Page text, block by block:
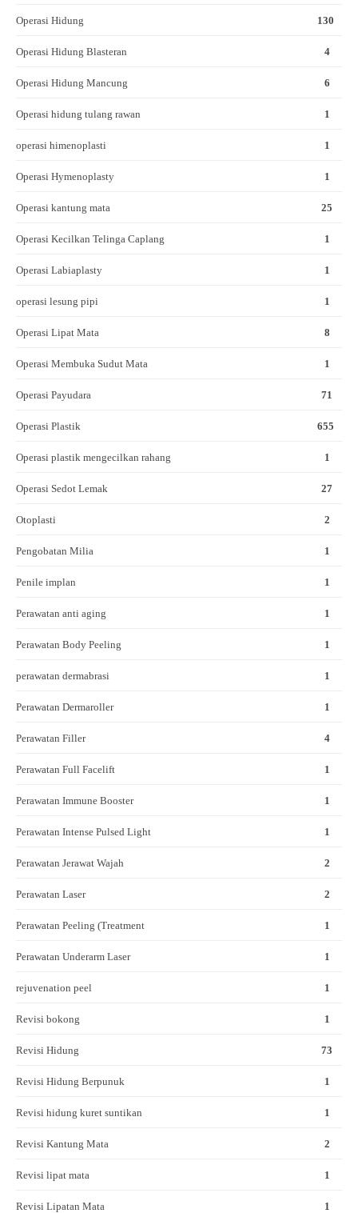
Operasi Hidung 130
Operasi Hidung Blasteran 4
Operasi Hidung Mancung 6
Operasi hidung tulang rawan 1
operasi himenoplasti 1
Operasi Hymenoplasty 1
Operasi kantung mata 25
Operasi Kecilkan Telinga Caplang 1
Operasi Labiaplasty 1
operasi lesung pipi 1
Operasi Lipat Mata 8
Operasi Membuka Sudut Mata 1
Operasi Payudara 71
Operasi Plastik 655
Operasi plastik mengecilkan rahang 1
Operasi Sedot Lemak 27
Otoplasti 2
Pengobatan Milia 1
Penile implan 1
Perawatan anti aging 1
Perawatan Body Peeling 1
perawatan dermabrasi 1
Perawatan Dermaroller 1
Perawatan Filler 4
Perawatan Full Facelift 1
Perawatan Immune Booster 1
Perawatan Intense Pulsed Light 1
Perawatan Jerawat Wajah 2
Perawatan Laser 2
Perawatan Peeling (Treatment 1
Perawatan Underarm Laser 1
rejuvenation peel 1
Revisi bokong 1
Revisi Hidung 73
Revisi Hidung Berpunuk 1
Revisi hidung kuret suntikan 1
Revisi Kantung Mata 2
Revisi lipat mata 1
Revisi Lipatan Mata 1